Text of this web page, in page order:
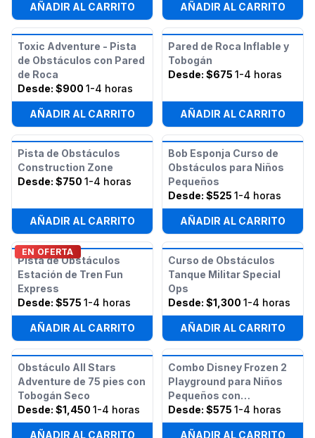
AÑADIR AL CARRITO AÑADIR AL CARRITO
Toxic Adventure - Pista
de Obstáculos con Pared
de Roca
Desde: $900 1-4 horas
AÑADIR AL CARRITO
Pared de Roca Inflable y
Tobogán
Desde: $675 1-4 horas
AÑADIR AL CARRITO
Pista de Obstáculos
Construction Zone
Desde: $750 1-4 horas
AÑADIR AL CARRITO
Bob Esponja Curso de
Obstáculos para Niños
Pequeños
Desde: $525 1-4 horas
AÑADIR AL CARRITO
EN OFERTA
Pista de Obstáculos
Estación de Tren Fun
Express
Desde: $575 1-4 horas
AÑADIR AL CARRITO
Curso de Obstáculos
Tanque Militar Special
Ops
Desde: $1,300 1-4 horas
AÑADIR AL CARRITO
Obstáculo All Stars
Adventure de 75 pies con
Tobogán Seco
Desde: $1,450 1-4 horas
AÑADIR AL CARRITO
Combo Disney Frozen 2
Playground para Niños
Pequeños con
Obstáculos
Desde: $575 1-4 horas
AÑADIR AL CARRITO